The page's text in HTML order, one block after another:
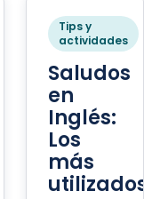
Tips y
actividades
Saludos
en
Inglés:
Los
más